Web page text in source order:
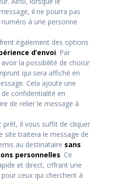
il ne pourra pas
à une personne
également des options
d’envoi. Par
la possibilité de choisir
qui sera affiché en
Cela ajoute une
confidentialité en
de relier le message à
prêt, il vous suffit de cliquer
site traitera le message de
au destinataire sans
personnelles. Ce
et direct, offrant une
ceux qui cherchent à